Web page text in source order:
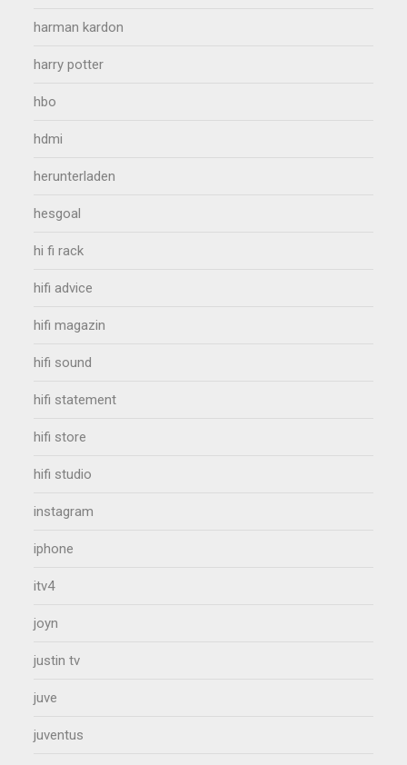
harman kardon
harry potter
hbo
hdmi
herunterladen
hesgoal
hi fi rack
hifi advice
hifi magazin
hifi sound
hifi statement
hifi store
hifi studio
instagram
iphone
itv4
joyn
justin tv
juve
juventus